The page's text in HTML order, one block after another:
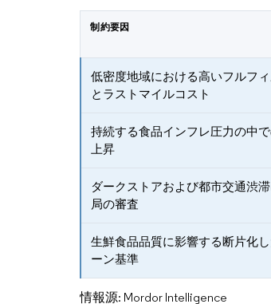
制約要因
低密度地域における高いフルフ
とラストマイルコスト
持続する食品インフレ圧力の中
上昇
ダークストアおよび都市交通渋
局の審査
生鮮食品品質に影響する断片化
ーン基準
情報源: Mordor Intelligence